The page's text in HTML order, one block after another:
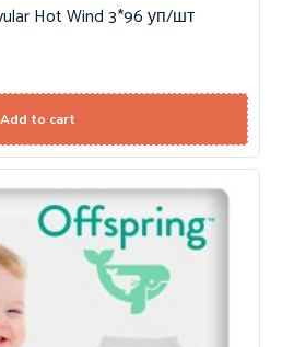
Hot Wind 3*96 уп/шт
Add to cart